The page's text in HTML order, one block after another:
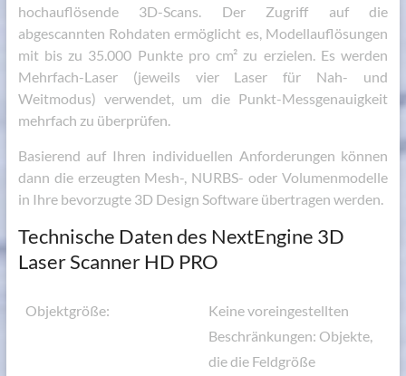
hochauflösende 3D-Scans. Der Zugriff auf die
abgescannten Rohdaten ermöglicht es, Modellauflösungen
mit bis zu 35.000 Punkte pro cm² zu erzielen. Es werden
Mehrfach-Laser (jeweils vier Laser für Nah- und
Weitmodus) verwendet, um die Punkt-Messgenauigkeit
mehrfach zu überprüfen.
Basierend auf Ihren individuellen Anforderungen können
dann die erzeugten Mesh-, NURBS- oder Volumenmodelle
in Ihre bevorzugte 3D Design Software übertragen werden.
Technische Daten des NextEngine 3D
Laser Scanner HD PRO
Objektgröße:
Keine voreingestellten
Beschränkungen: Objekte,
die die Feldgröße